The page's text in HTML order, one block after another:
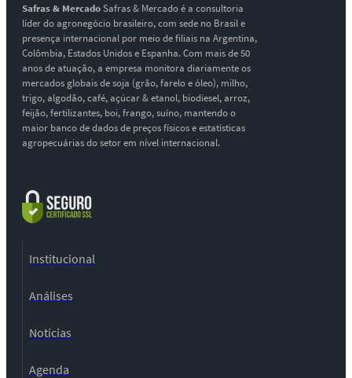
Safras & MercadoSafras & Mercado é a consultoria
líder do agronegócio brasileiro, com sede no Brasil e
presença internacional por meio de filiais na Argentina,
Colômbia, Estados Unidos e Espanha. Com mais de 50
anos de atuação, a empresa monitora diariamente os
mercados globais de soja (grão, farelo e óleo), milho,
trigo, algodão, café, açúcar & etanol, biodiesel, arroz,
feijão, fertilizantes, boi, frango, suíno, mantendo o
maior banco de dados de preços físicos e estatísticas
agropecuárias do setor em nível internacional.
Institucional
Análises
Notícias
Agenda